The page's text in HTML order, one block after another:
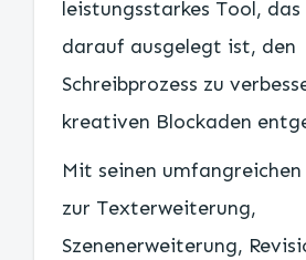
leistungsstarkes Tool, das
darauf ausgelegt ist, den
Schreibprozess zu
kreativen Blockaden
Mit seinen
zur Texterweiterung,
Szenenerweiterung,